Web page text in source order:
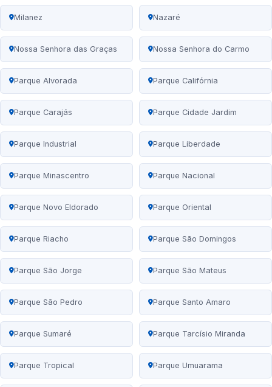
Milanez Nazaré
Nossa Senhora das Graças Nossa Senhora do Carmo
Parque Alvorada Parque Califórnia
Parque Carajás Parque Cidade Jardim
Parque Industrial Parque Liberdade
Parque Minascentro Parque Nacional
Parque Novo Eldorado Parque Oriental
Parque Riacho Parque São Domingos
Parque São Jorge Parque São Mateus
Parque São Pedro Parque Santo Amaro
Parque Sumaré Parque Tarcísio Miranda
Parque Tropical Parque Umuarama